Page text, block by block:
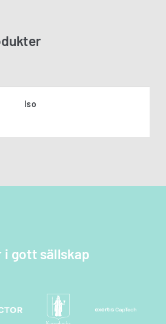
Iso
i gott sällskap
nedan så kontaktar vi
dig snarast